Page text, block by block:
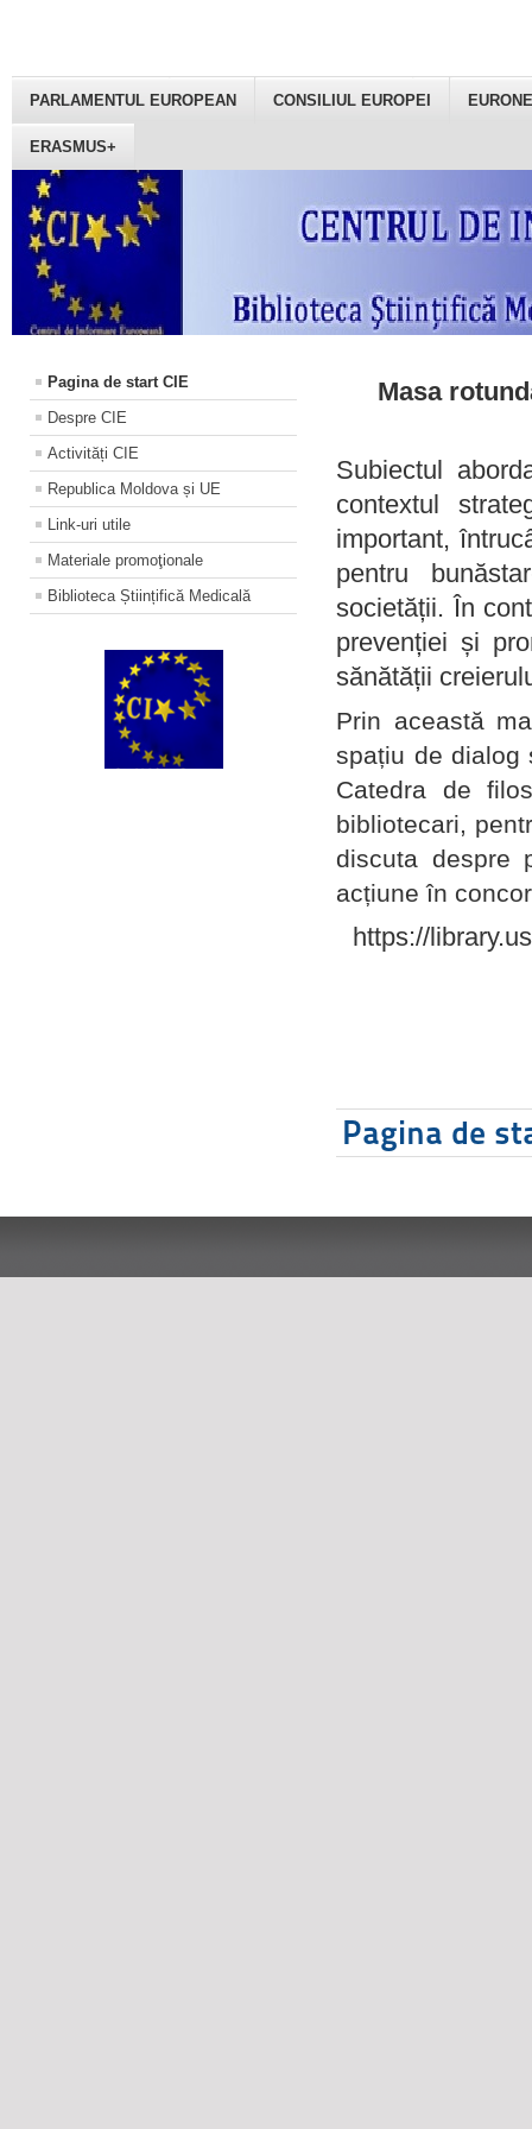
PARLAMENTUL EUROPEAN CONSILIUL EUROPEI
ERASMUS+
Pagina de start CIE
Despre CIE
Activități CIE
Republica Moldova și UE
Link-uri utile
Materiale promoţionale
Biblioteca Științifică Medicală
Masa
Subiectul
contextul
important,
pentru
societății. În
prevenției și
sănătății
Prin această
spațiu de dialog
Catedra de
bibliotecari,
discuta despre
acțiune în
https://
Pagina de